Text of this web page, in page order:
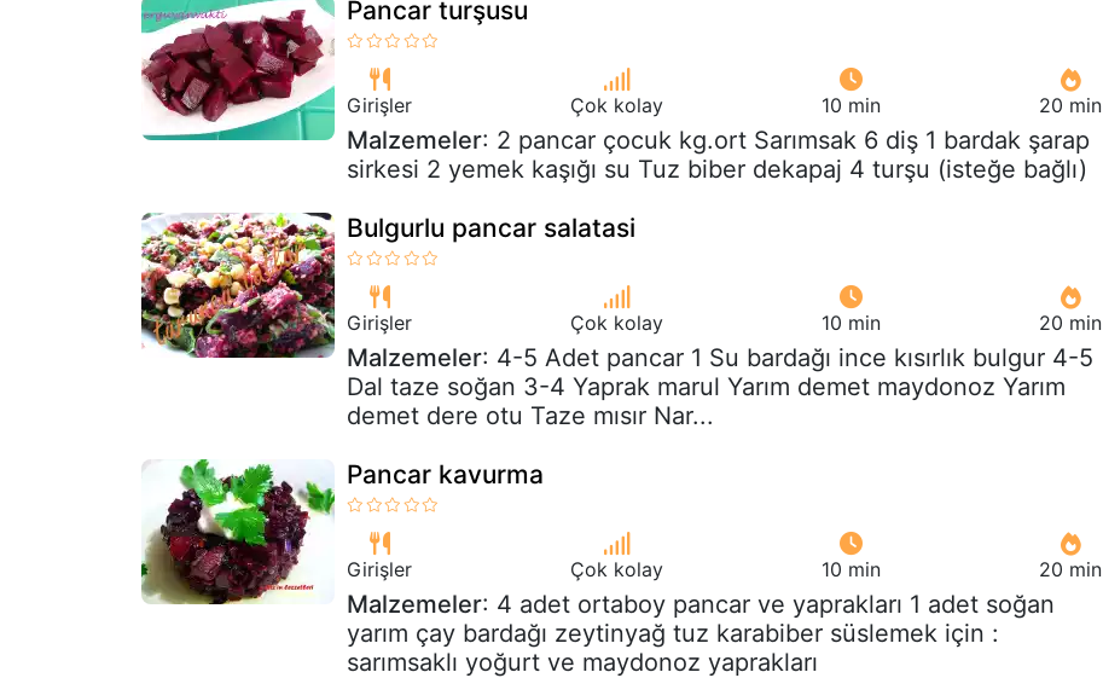
Pancar turşusu
Girişler Çok kolay 10 min 20 min
Malzemeler: 2 pancar çocuk kg.ort Sarımsak 6 diş 1 bardak şarap
sirkesi 2 yemek kaşığı su Tuz biber dekapaj 4 turşu (isteğe bağlı)
Bulgurlu pancar salatasi
Girişler Çok kolay 10 min 20 min
Malzemeler: 4-5 Adet pancar 1 Su bardağı ince kısırlık bulgur 4-5
Dal taze soğan 3-4 Yaprak marul Yarım demet maydonoz Yarım
demet dere otu Taze mısır Nar...
Pancar kavurma
Girişler Çok kolay 10 min 20 min
Malzemeler: 4 adet ortaboy pancar ve yaprakları 1 adet soğan
yarım çay bardağı zeytinyağ tuz karabiber süslemek için :
sarımsaklı yoğurt ve maydonoz yaprakları